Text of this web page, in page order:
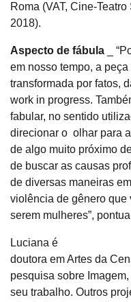
Roma (VAT, Cine-
2018).
Aspecto de fábula
_
em nosso tempo, a
transformada por fatos,
work in progress.
fabular, no sentido
direcionar o olhar para
de algo muito próximo
de buscar as causas
de diversas maneiras
violência de gênero que
serem mulheres”,
Luciana é
doutora em Artes da
pesquisa sobre
seu trabalho. Outros